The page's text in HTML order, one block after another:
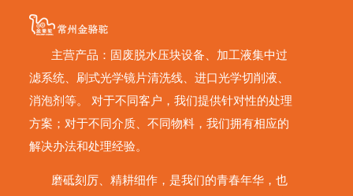
主营产品：固废脱水压块设备、加工液集中过
滤系统、刷式光学镜片清洗线、进口光学切削液、
消泡剂等。 对于不同客户，我们提供针对性的处理
方案；对于不同介质、不同物料，我们拥有相应的
解决办法和处理经验。
磨砥刻厉、精耕细作，是我们的青春年华，也